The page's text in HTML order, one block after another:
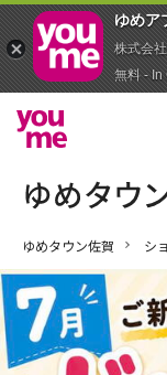
ゆめタウン佐賀 シ
ゆめア
株式会
無料 - In